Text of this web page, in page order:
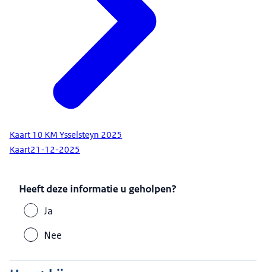
Kaart 10 KM Ysselsteyn 2025
Kaart21-12-2025
Heeft deze informatie u geholpen?
Ja
Nee